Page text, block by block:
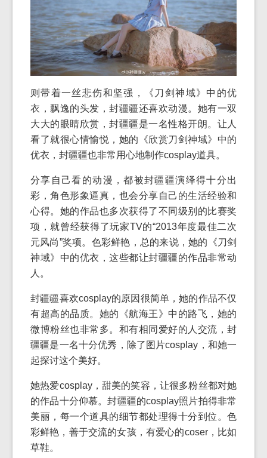
则带着一丝悲伤和坚强，《刀剑神域》中的优
衣，飘逸的头发，封疆疆还喜欢动漫。她有一双
大大的眼睛欣赏，封疆疆是一名性格开朗。让人
看了就很心情愉悦，她的《欣赏刀剑神域》中的
优衣，封疆疆也非常用心地制作cosplay道具。
分享自己看的动漫，都被封疆疆演绎得十分出
彩，角色形象逼真，也会分享自己的生活经验和
心得。她的作品也多次获得了不同级别的比赛奖
项，就曾经获得了玩家TV的“2013年度最佳二次
元风尚”奖项。色彩鲜艳，总的来说，她的《刀剑
神域》中的优衣，这些都让封疆疆的作品非常动
人。
封疆疆喜欢cosplay的原因很简单，她的作品不仅
有超高的品质。她的《航海王》中的路飞，她的
微博粉丝也非常多。和有相同爱好的人交流，封
疆疆是一名十分优秀，除了图片cosplay，和她一
起探讨这个美好。
她热爱cosplay，甜美的笑容，让很多粉丝都对她
的作品十分仰慕。封疆疆的cosplay照片拍得非常
美丽，每一个道具的细节都处理得十分到位。色
彩鲜艳，善于交流的女孩，有爱心的coser，比如
草鞋。